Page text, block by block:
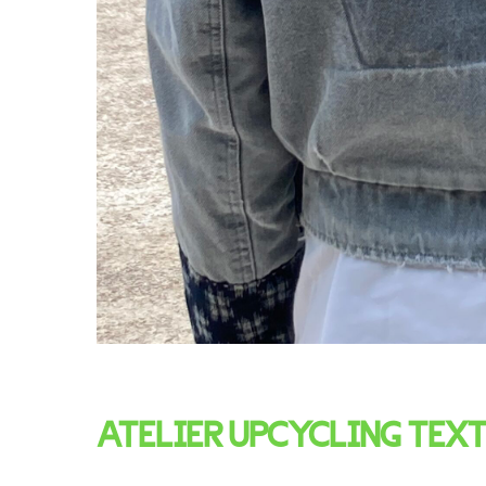
ATELIER UPCYCLING